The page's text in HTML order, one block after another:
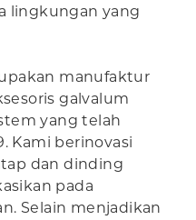
lingkungan yang
manufaktur
galvalum
yang telah
Kami berinovasi
dan dinding
pada
Selain menjadikan